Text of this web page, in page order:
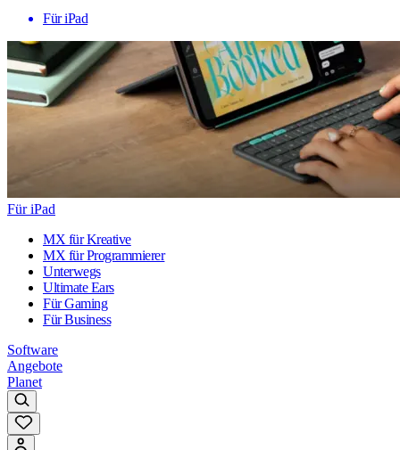
Für iPad
Für iPad
MX für Kreative
MX für Programmierer
Unterwegs
Ultimate Ears
Für Gaming
Für Business
Software
Angebote
Planet